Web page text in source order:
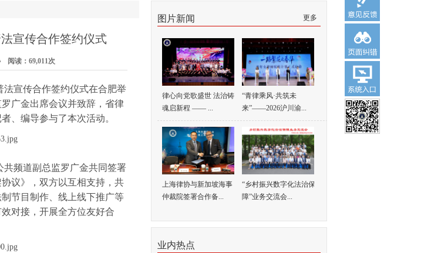
宣传合作签约仪式
读：69,011次
法宣传合作签约仪式在合肥举
广金出席会议并致辞，省律
、编导参与了本次活动。
共频道副总监罗广金共同签署
议》，双方以互相支持，共
节目制作、线上线下推广等
对接，开展全方位友好合
图片新闻 更多
律心向党歌盛世 法治铸
魂启新程 —— ...
“青律乘风·共筑未
来”——2026沪川渝...
上海律协与新加坡海事
仲裁院签署合作备...
“乡村振兴数字化法治保
障”业务交流会...
业内热点